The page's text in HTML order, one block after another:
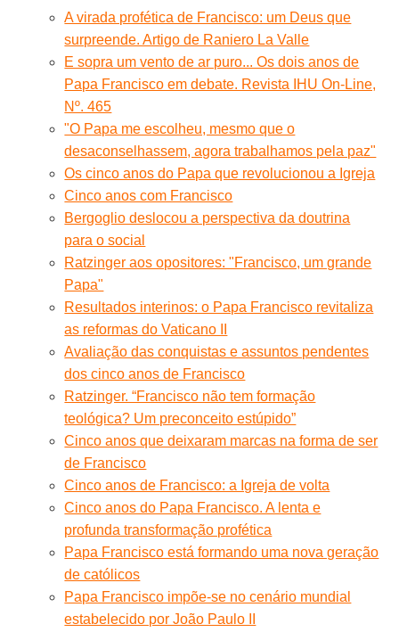
A virada profética de Francisco: um Deus que
surpreende. Artigo de Raniero La Valle
E sopra um vento de ar puro... Os dois anos de
Papa Francisco em debate. Revista IHU On-Line,
Nº. 465
"O Papa me escolheu, mesmo que o
desaconselhassem, agora trabalhamos pela paz"
Os cinco anos do Papa que revolucionou a Igreja
Cinco anos com Francisco
Bergoglio deslocou a perspectiva da doutrina
para o social
Ratzinger aos opositores: "Francisco, um grande
Papa"
Resultados interinos: o Papa Francisco revitaliza
as reformas do Vaticano II
Avaliação das conquistas e assuntos pendentes
dos cinco anos de Francisco
Ratzinger. “Francisco não tem formação
teológica? Um preconceito estúpido”
Cinco anos que deixaram marcas na forma de ser
de Francisco
Cinco anos de Francisco: a Igreja de volta
Cinco anos do Papa Francisco. A lenta e
profunda transformação profética
Papa Francisco está formando uma nova geração
de católicos
Papa Francisco impõe-se no cenário mundial
estabelecido por João Paulo II